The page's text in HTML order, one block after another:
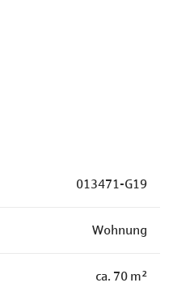
013471-G19
Wohnung
ca. 70 m²